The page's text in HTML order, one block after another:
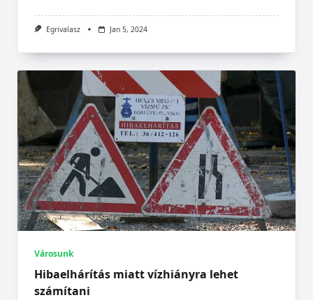
Egrivalasz Jan 5, 2024
Városunk
Hibaelhárítás miatt vízhiányra lehet
számítani